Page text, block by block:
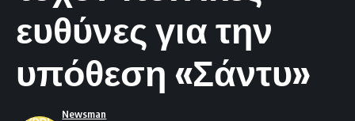
ευθύνες για την
υπόθεση «Σάντυ»
Newsman